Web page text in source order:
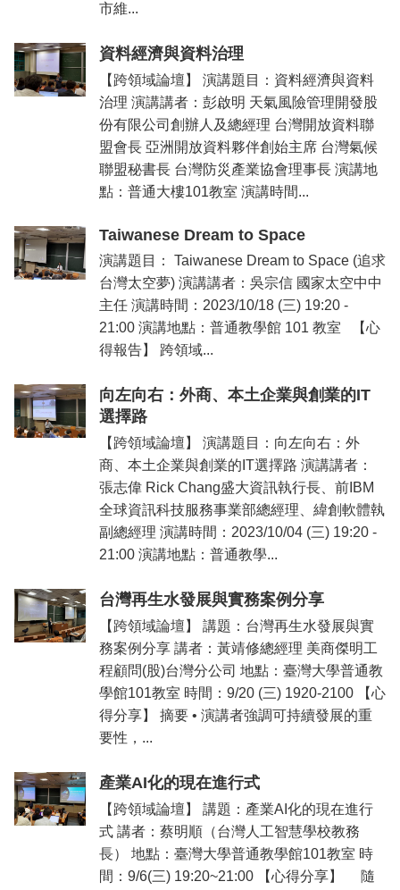
市維...
資料經濟與資料治理
【跨領域論壇】 演講題目：資料經濟與資料
治理 演講講者：彭啟明 天氣風險管理開發股
份有限公司創辦人及總經理 台灣開放資料聯
盟會長 亞洲開放資料夥伴創始主席 台灣氣候
聯盟秘書長 台灣防災產業協會理事長 演講地
點：普通大樓101教室 演講時間...
Taiwanese Dream to Space
演講題目： Taiwanese Dream to Space (追求
台灣太空夢) 演講講者：吳宗信 國家太空中中
主任 演講時間：2023/10/18 (三) 19:20 -
21:00 演講地點：普通教學館 101 教室 【心
得報告】 跨領域...
向左向右：外商、本土企業與創業的IT
選擇路
【跨領域論壇】 演講題目：向左向右：外
商、本土企業與創業的IT選擇路 演講講者：
張志偉 Rick Chang盛大資訊執行長、前IBM
全球資訊科技服務事業部總經理、緯創軟體執
副總經理 演講時間：2023/10/04 (三) 19:20 -
21:00 演講地點：普通教學...
台灣再生水發展與實務案例分享
【跨領域論壇】 講題：台灣再生水發展與實
務案例分享 講者：黃靖修總經理 美商傑明工
程顧問(股)台灣分公司 地點：臺灣大學普通教
學館101教室 時間：9/20 (三) 1920-2100 【心
得分享】 摘要 • 演講者強調可持續發展的重
要性，...
產業AI化的現在進行式
【跨領域論壇】 講題：產業AI化的現在進行
式 講者：蔡明順（台灣人工智慧學校教務
長） 地點：臺灣大學普通教學館101教室 時
間：9/6(三) 19:20~21:00 【心得分享】 隨